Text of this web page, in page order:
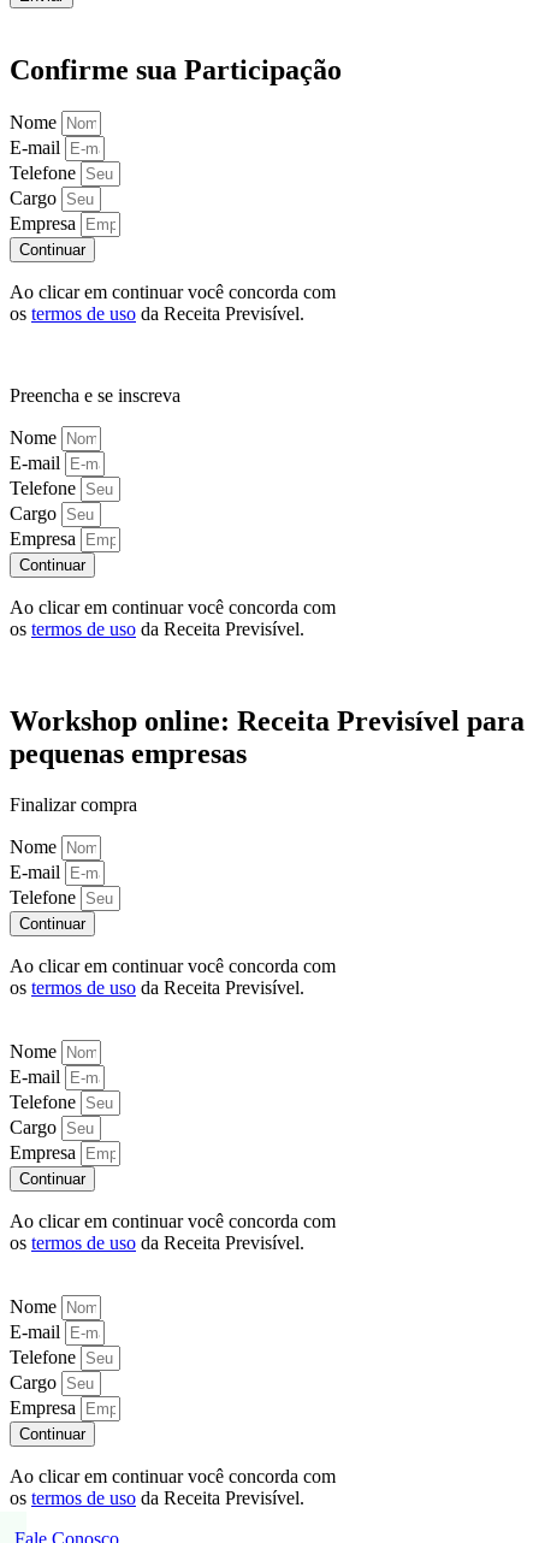
Confirme sua Participação
Nome
E-mail
Telefone
Cargo
Empresa
Continuar
Ao clicar em continuar você concorda com
os termos de uso da Receita Previsível.
Preencha e se inscreva
Nome
E-mail
Telefone
Cargo
Empresa
Continuar
Ao clicar em continuar você concorda com
os termos de uso da Receita Previsível.
Workshop online: Receita Previsível para
pequenas empresas
Finalizar compra
Nome
E-mail
Telefone
Continuar
Ao clicar em continuar você concorda com
os termos de uso da Receita Previsível.
Nome
E-mail
Telefone
Cargo
Empresa
Continuar
Ao clicar em continuar você concorda com
os termos de uso da Receita Previsível.
Nome
E-mail
Telefone
Cargo
Empresa
Continuar
Ao clicar em continuar você concorda com
os termos de uso da Receita Previsível.
Fale Conosco